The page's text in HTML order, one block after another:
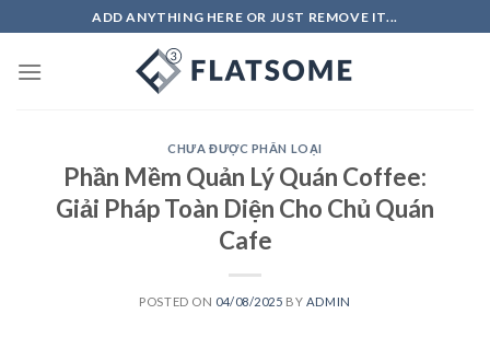
to
content
ADD ANYTHING HERE OR JUST REMOVE IT...
CHƯA ĐƯỢC PHÂN LOẠI
Phần Mềm Quản Lý Quán Coffee:
Giải Pháp Toàn Diện Cho Chủ Quán
Cafe
POSTED ON 04/08/2025 BY ADMIN